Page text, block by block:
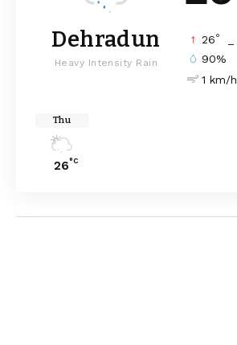
Dehradun
Heavy Intensity Rain
26°
90%
1 km/h
Thu
26°C